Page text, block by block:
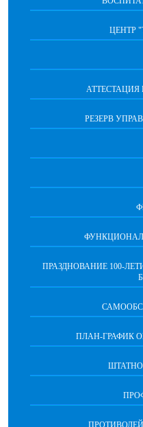
ЦЕНТР
РЕЗЕРВ
ПРАЗДНОВАНИЕ 100-
ПЛАН-ГРАФИК